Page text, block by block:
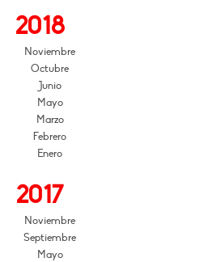
2018
Noviembre
Octubre
Junio
Mayo
Marzo
Febrero
Enero
2017
Noviembre
Septiembre
Mayo